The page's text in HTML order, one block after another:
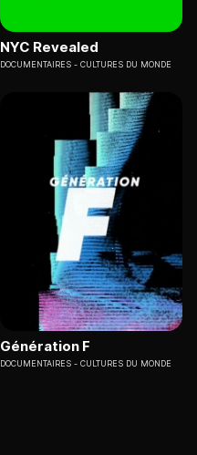
NYC Revealed
DOCUMENTAIRES CULTURES DU MONDE
Génération F
DOCUMENTAIRES CULTURES DU MONDE